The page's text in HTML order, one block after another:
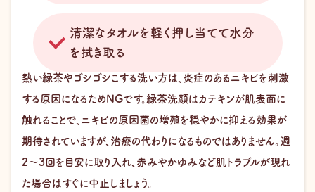
清潔なタオルを軽く押し当てて水分
を拭き取る
熱い緑茶やゴシゴシこする洗い方は、炎症のあるニキビを刺激
する原因になるためNGです。緑茶洗顔はカテキンが肌表面に
触れることで、ニキビの原因菌の増殖を穏やかに抑える効果が
期待されていますが、治療の代わりになるものではありません。週
2〜3回を目安に取り入れ、赤みやかゆみなど肌トラブルが現れ
た場合はすぐに中止しましょう。